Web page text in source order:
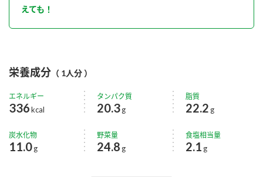
えても！
栄養成分 （ 1人分 ）
エネルギー
336kcal
タンパク質
20.3g
脂質
22.2 g
炭水化物
11.0g
野菜量
24.8 g
食塩相当量
2.1 g